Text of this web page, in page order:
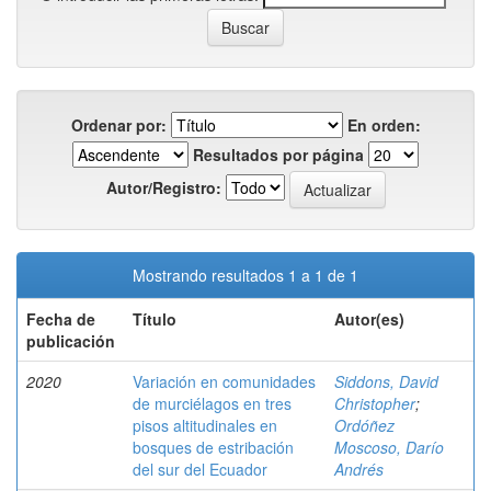
Ordenar por:
En orden:
Resultados por página
Autor/Registro:
Mostrando resultados 1 a 1 de 1
Fecha de
publicación
Título Autor(es)
2020
Variación en comunidades
de murciélagos en tres
pisos altitudinales en
bosques de estribación
del sur del Ecuador
Siddons, David
Christopher;
Ordóñez
Moscoso, Darío
Andrés